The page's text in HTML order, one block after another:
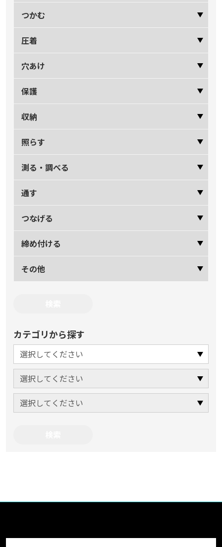
つかむ
圧着
穴あけ
保護
収納
照らす
測る・調べる
通す
つなげる
締め付ける
その他
カテゴリから探す